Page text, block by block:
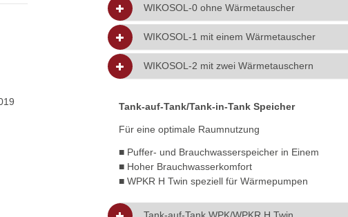
WIKOSOL-0 ohne Wärmetauscher
WIKOSOL-1 mit einem Wärmetauscher
WIKOSOL-2 mit zwei Wärmetauschern
Tank-auf-Tank/Tank-in-Tank Speicher
Für eine optimale Raumnutzung
■ Puffer- und Brauchwasserspeicher in Einem
■ Hoher Brauchwasserkomfort
■ WPKR H Twin speziell für Wärmepumpen
Tank-auf-Tank WPK/WPKR H Twin